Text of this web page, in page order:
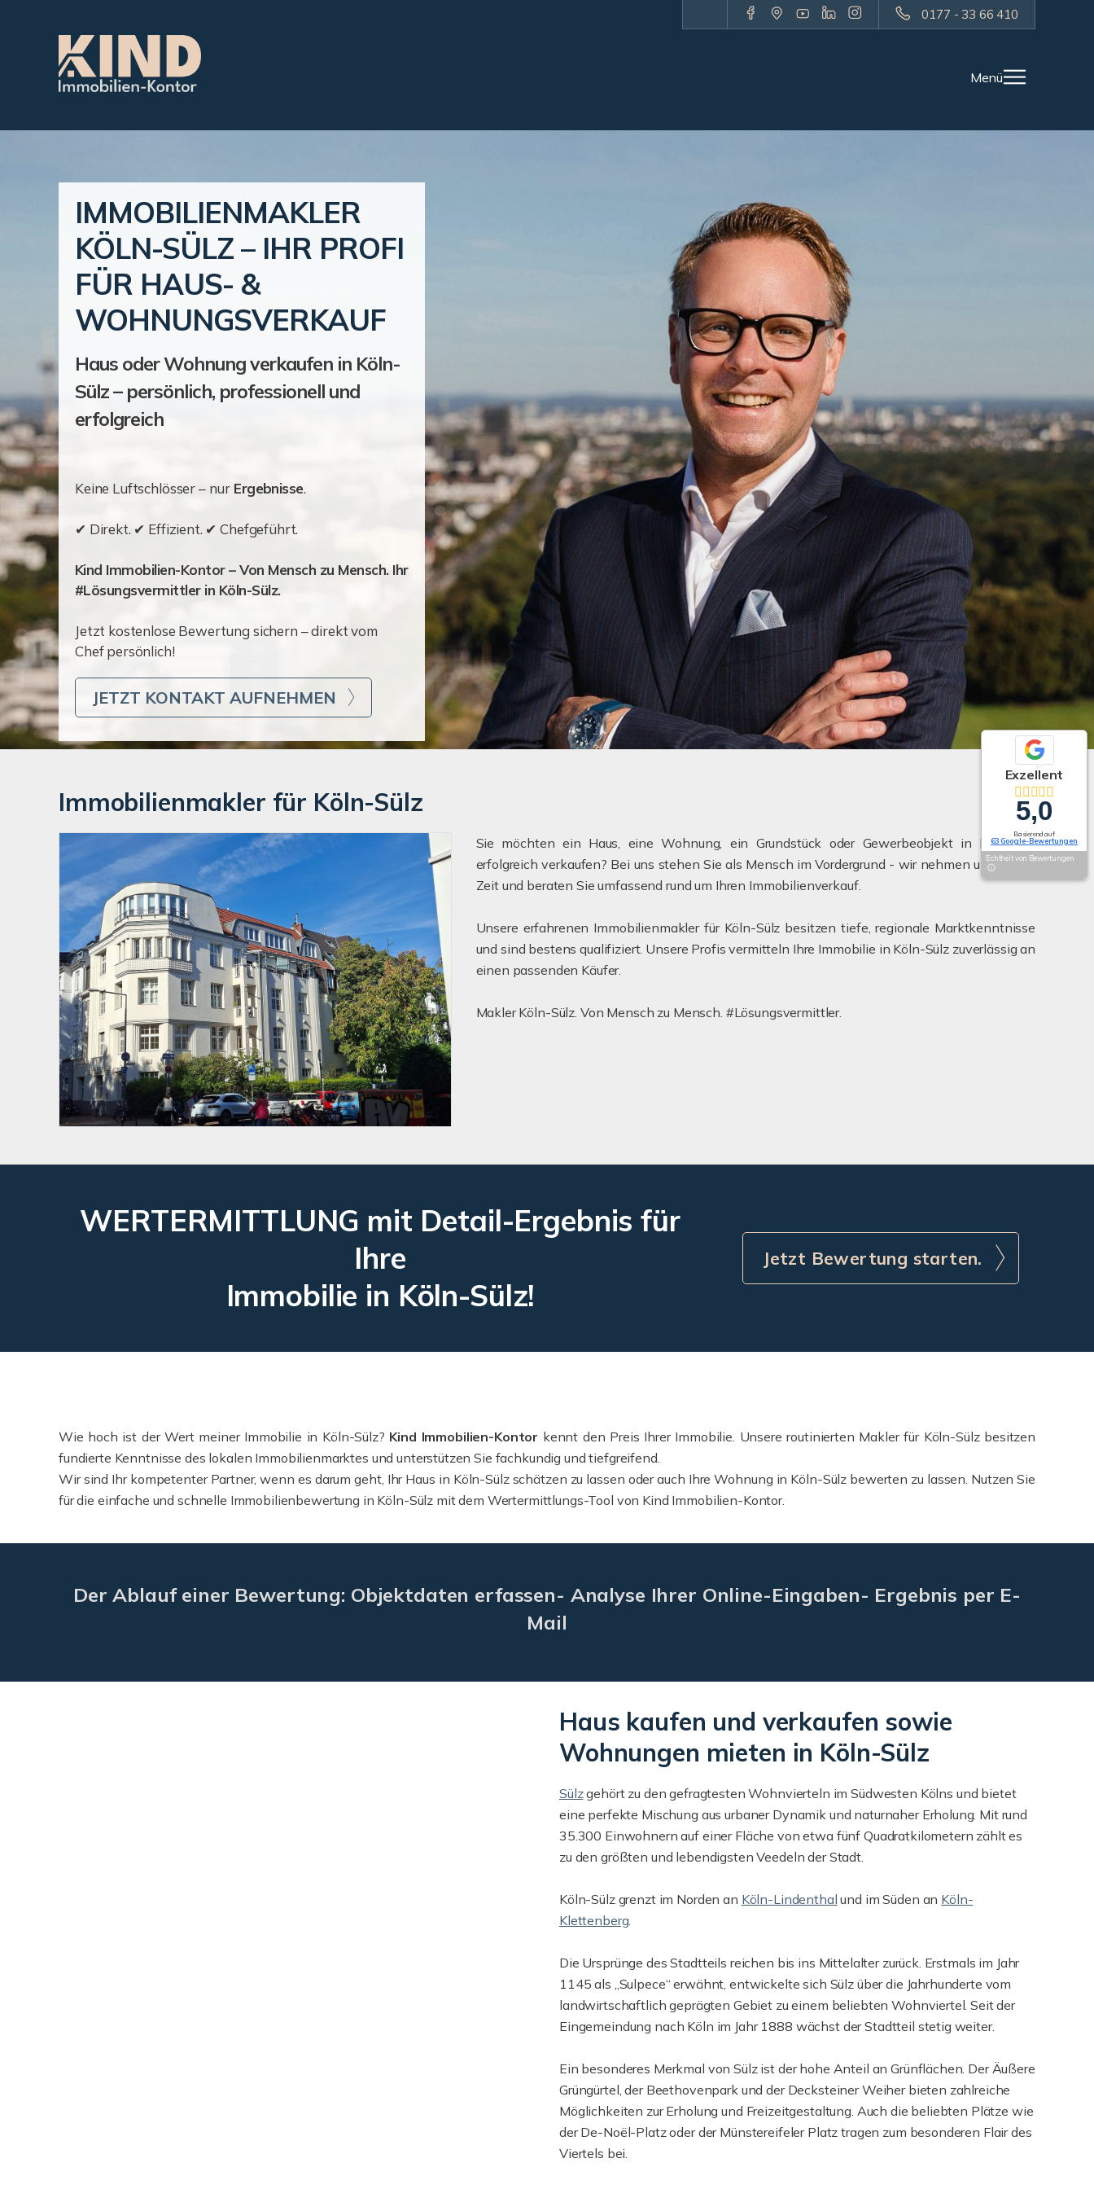
0177 - 33 66 410
Menü
IMMOBILIENMAKLER
KÖLN-SÜLZ – IHR PROFI
FÜR HAUS- &
WOHNUNGSVERKAUF
Haus oder Wohnung verkaufen in Köln-
Sülz – persönlich, professionell und
erfolgreich
Keine Luftschlösser – nur Ergebnisse.
✔ Direkt. ✔ Effizient. ✔ Chefgeführt.
Kind Immobilien-Kontor – Von Mensch zu Mensch. Ihr
#Lösungsvermittler in Köln-Sülz.
Jetzt kostenlose Bewertung sichern – direkt vom
Chef persönlich!
JETZT KONTAKT AUFNEHMEN
Immobilienmakler für Köln-Sülz
Sie möchten ein Haus, eine Wohnung, ein Grundstück oder Gewerbeobjekt in Köln-Sülz
erfolgreich verkaufen? Bei uns stehen Sie als Mensch im Vordergrund - wir nehmen uns für Sie
Zeit und beraten Sie umfassend rund um Ihren Immobilienverkauf.
Unsere erfahrenen Immobilienmakler für Köln-Sülz besitzen tiefe, regionale Marktkenntnisse
und sind bestens qualifiziert. Unsere Profis vermitteln Ihre Immobilie in Köln-Sülz zuverlässig an
einen passenden Käufer.
Makler Köln-Sülz. Von Mensch zu Mensch. #Lösungsvermittler.
WERTERMITTLUNG mit Detail-Ergebnis für
Ihre
Immobilie in Köln-Sülz!
Jetzt Bewertung starten.
Wie hoch ist der Wert meiner Immobilie in Köln-Sülz? Kind Immobilien-Kontor kennt den Preis Ihrer Immobilie. Unsere routinierten Makler für Köln-Sülz besitzen
fundierte Kenntnisse des lokalen Immobilienmarktes und unterstützen Sie fachkundig und tiefgreifend.
Wir sind Ihr kompetenter Partner, wenn es darum geht, Ihr Haus in Köln-Sülz schätzen zu lassen oder auch Ihre Wohnung in Köln-Sülz bewerten zu lassen. Nutzen Sie
für die einfache und schnelle Immobilienbewertung in Köln-Sülz mit dem Wertermittlungs-Tool von Kind Immobilien-Kontor.
Der Ablauf einer Bewertung: Objektdaten erfassen- Analyse Ihrer Online-Eingaben- Ergebnis per E-
Mail
Haus kaufen und verkaufen sowie
Wohnungen mieten in Köln-Sülz
Sülzgehört zu den gefragtesten Wohnvierteln im Südwesten Kölns und bietet
eine perfekte Mischung aus urbaner Dynamik und naturnaher Erholung. Mit rund
35.300 Einwohnern auf einer Fläche von etwa fünf Quadratkilometern zählt es
zu den größten und lebendigsten Veedeln der Stadt.
Köln-Sülz grenzt im Norden an Köln-Lindenthal und im Süden an Köln-
Klettenberg.
Die Ursprünge des Stadtteils reichen bis ins Mittelalter zurück. Erstmals im Jahr
1145 als „Sulpece“ erwähnt, entwickelte sich Sülz über die Jahrhunderte vom
landwirtschaftlich geprägten Gebiet zu einem beliebten Wohnviertel. Seit der
Eingemeindung nach Köln im Jahr 1888 wächst der Stadtteil stetig weiter.
Ein besonderes Merkmal von Sülz ist der hohe Anteil an Grünflächen. Der Äußere
Grüngürtel, der Beethovenpark und der Decksteiner Weiher bieten zahlreiche
Möglichkeiten zur Erholung und Freizeitgestaltung. Auch die beliebten Plätze wie
der De-Noël-Platz oder der Münstereifeler Platz tragen zum besonderen Flair des
Viertels bei.
Exzellent
5,0
Basierend auf
63 Google-Bewertungen
Echtheit von Bewertungen